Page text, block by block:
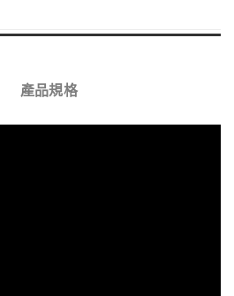
產品規格